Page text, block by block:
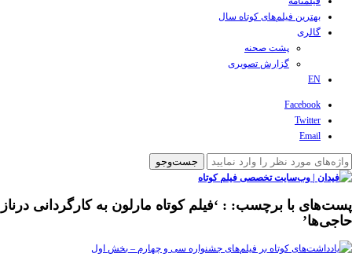
بهترین فیلم‌های کوتاه سال
گالری
پشت صحنه
گزارش تصویری
EN
Facebook
Twitter
Email
پست‌های با برچسب: : ‘فیلم کوتاه مارلون به کارگردانی درناز
حاجی‌ها’